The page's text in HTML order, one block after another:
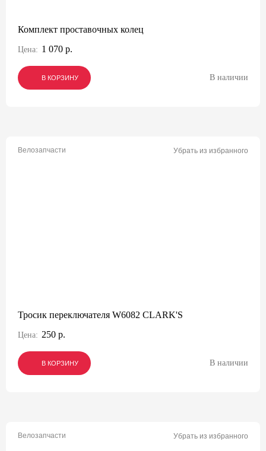
Комплект проставочных колец
Цена: 1 070 р.
В КОРЗИНУ
В КОРЗИНУ
В КОРЗИНУ В наличии
Велозапчасти Убрать из избранного
Тросик переключателя W6082 CLARK'S
Цена: 250 р.
В КОРЗИНУ
В КОРЗИНУ
В КОРЗИНУ В наличии
Велозапчасти Убрать из избранного